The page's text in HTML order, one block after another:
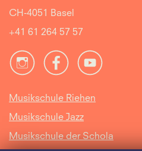
CH-4051 Basel
+41 61 264 57 57
Musikschule Riehen
Musikschule Jazz
Musikschule der Schola